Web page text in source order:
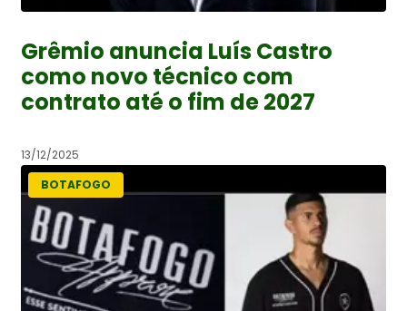
Grêmio anuncia Luís Castro
como novo técnico com
contrato até o fim de 2027
13/12/2025
BOTAFOGO